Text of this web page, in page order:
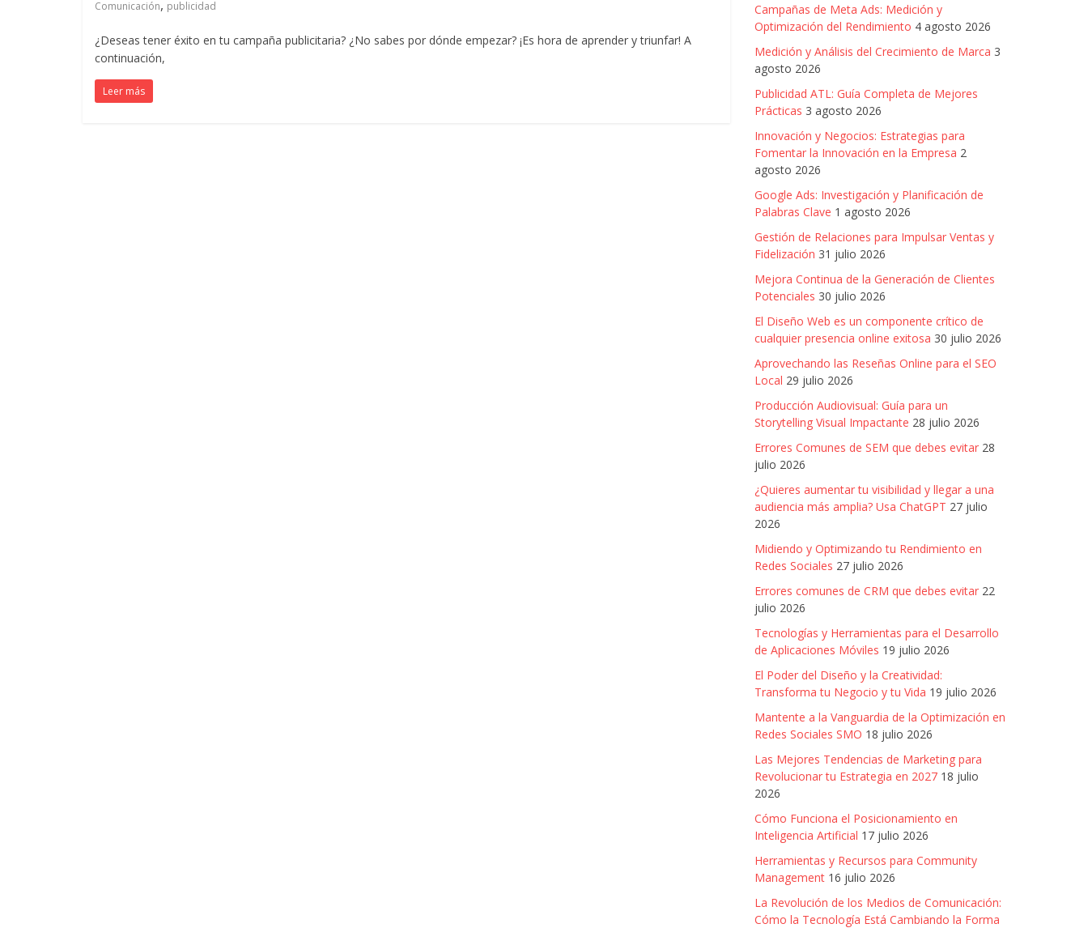
Revistas
de
Comunicación, publicidad
¿Deseas tener éxito en tu campaña publicitaria? ¿No sabes por dónde empezar? ¡Es hora de aprender y triunfar! A
continuación,
Leer más
Campañas de Meta Ads: Medición y
Optimización del Rendimiento 4 agosto 2026
Medición y Análisis del Crecimiento de Marca 3
agosto 2026
Publicidad ATL: Guía Completa de Mejores
Prácticas 3 agosto 2026
Innovación y Negocios: Estrategias para
Fomentar la Innovación en la Empresa 2
agosto 2026
Google Ads: Investigación y Planificación de
Palabras Clave 1 agosto 2026
Gestión de Relaciones para Impulsar Ventas y
Fidelización 31 julio 2026
Mejora Continua de la Generación de Clientes
Potenciales 30 julio 2026
El Diseño Web es un componente crítico de
cualquier presencia online exitosa 30 julio 2026
Aprovechando las Reseñas Online para el SEO
Local 29 julio 2026
Producción Audiovisual: Guía para un
Storytelling Visual Impactante 28 julio 2026
Errores Comunes de SEM que debes evitar 28
julio 2026
¿Quieres aumentar tu visibilidad y llegar a una
audiencia más amplia? Usa ChatGPT 27 julio
2026
Midiendo y Optimizando tu Rendimiento en
Redes Sociales 27 julio 2026
Errores comunes de CRM que debes evitar 22
julio 2026
Tecnologías y Herramientas para el Desarrollo
de Aplicaciones Móviles 19 julio 2026
El Poder del Diseño y la Creatividad:
Transforma tu Negocio y tu Vida 19 julio 2026
Mantente a la Vanguardia de la Optimización en
Redes Sociales SMO 18 julio 2026
Las Mejores Tendencias de Marketing para
Revolucionar tu Estrategia en 2027 18 julio
2026
Cómo Funciona el Posicionamiento en
Inteligencia Artificial 17 julio 2026
Herramientas y Recursos para Community
Management 16 julio 2026
La Revolución de los Medios de Comunicación:
Cómo la Tecnología Está Cambiando la Forma